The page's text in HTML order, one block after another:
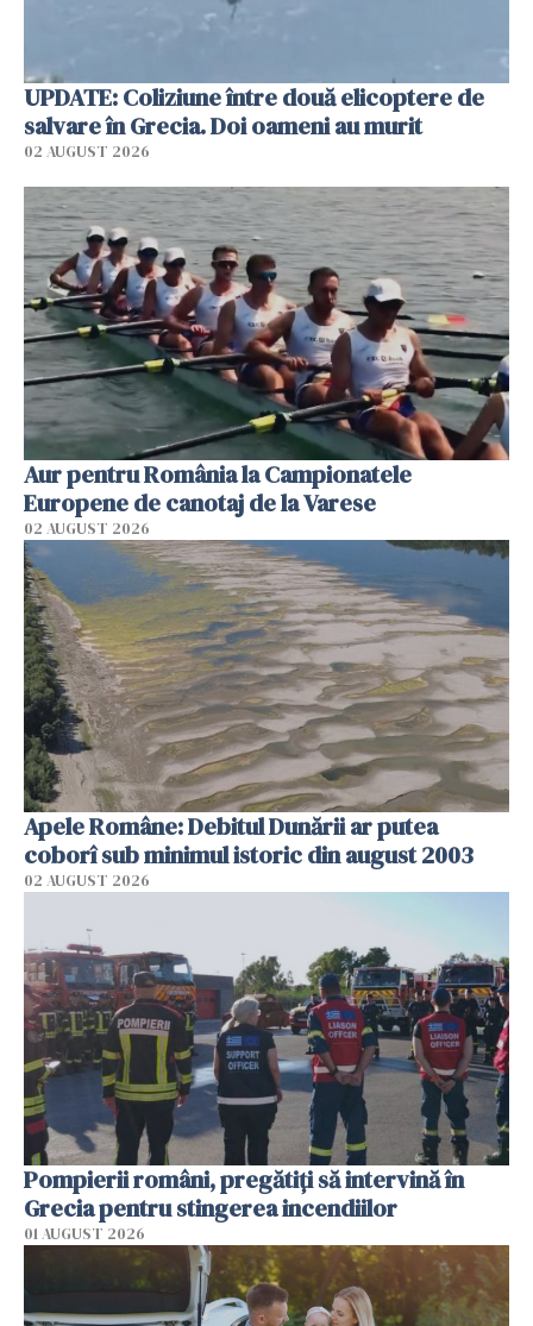
UPDATE: Coliziune între două elicoptere de
salvare în Grecia. Doi oameni au murit
02 AUGUST 2026
Aur pentru România la Campionatele
Europene de canotaj de la Varese
02 AUGUST 2026
Apele Române: Debitul Dunării ar putea
coborî sub minimul istoric din august 2003
02 AUGUST 2026
Pompierii români, pregătiţi să intervină în
Grecia pentru stingerea incendiilor
01 AUGUST 2026